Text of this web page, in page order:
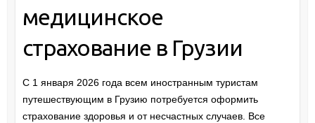
медицинское
страхование в Грузии
С 1 января 2026 года всем иностранным туристам
путешествующим в Грузию потребуется оформить
страхование здоровья и от несчастных случаев. Все